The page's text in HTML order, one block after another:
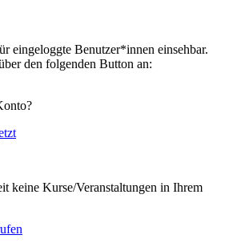
eingeloggte Benutzer*innen einsehbar.
den folgenden Button an:
keine Kurse/Veranstaltungen in Ihrem